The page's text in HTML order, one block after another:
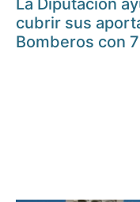
La Diputación
cubrir sus
Bomberos con